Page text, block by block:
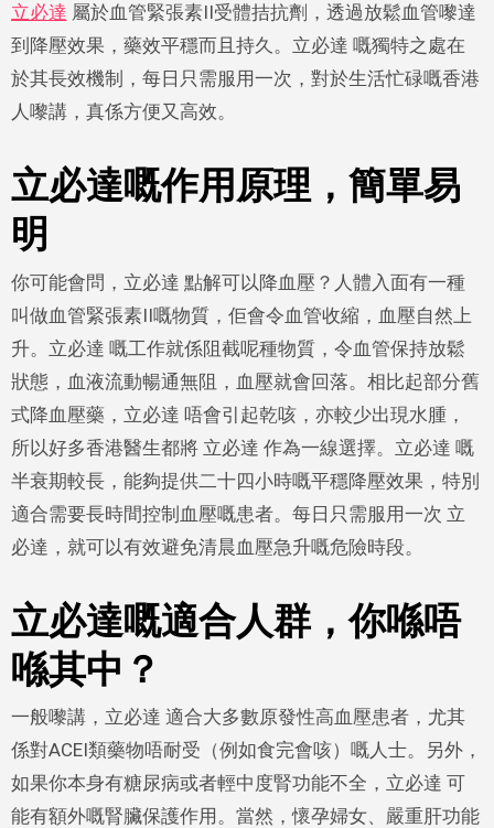
立必達 屬於血管緊張素II受體拮抗劑，透過放鬆血管嚟達
到降壓效果，藥效平穩而且持久。立必達 嘅獨特之處在
於其長效機制，每日只需服用一次，對於生活忙碌嘅香港
人嚟講，真係方便又高效。
立必達嘅作用原理，簡單易
明
你可能會問，立必達 點解可以降血壓？人體入面有一種
叫做血管緊張素II嘅物質，佢會令血管收縮，血壓自然上
升。立必達 嘅工作就係阻截呢種物質，令血管保持放鬆
狀態，血液流動暢通無阻，血壓就會回落。相比起部分舊
式降血壓藥，立必達 唔會引起乾咳，亦較少出現水腫，
所以好多香港醫生都將 立必達 作為一線選擇。立必達 嘅
半衰期較長，能夠提供二十四小時嘅平穩降壓效果，特別
適合需要長時間控制血壓嘅患者。每日只需服用一次 立
必達，就可以有效避免清晨血壓急升嘅危險時段。
立必達嘅適合人群，你喺唔
喺其中？
一般嚟講，立必達 適合大多數原發性高血壓患者，尤其
係對ACEI類藥物唔耐受（例如食完會咳）嘅人士。另外，
如果你本身有糖尿病或者輕中度腎功能不全，立必達 可
能有額外嘅腎臟保護作用。當然，懷孕婦女、嚴重肝功能